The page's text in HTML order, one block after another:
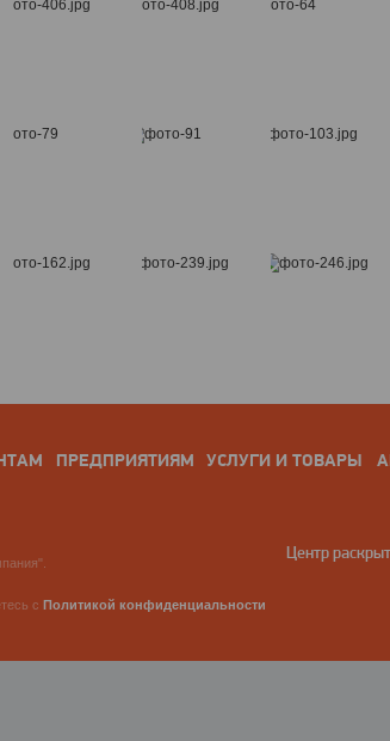
ПРЕДПРИЯТИЯМ УСЛУГИ И ТОВАРЫ
Центр
с Политикой конфиденциальности